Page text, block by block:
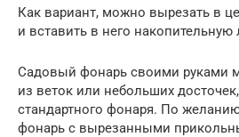
Как вариант, можно вырезать в
и вставить в него накопительную
Садовый фонарь своими руками
из веток или небольших
стандартного фонаря. По
фонарь с вырезанными